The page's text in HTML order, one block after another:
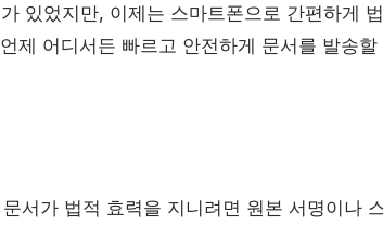
있었지만, 이제는 스마트폰으로 간편하게
제 어디서든 빠르고 안전하게 문서를 발송할
서가 법적 효력을 지니려면 원본 서명이나